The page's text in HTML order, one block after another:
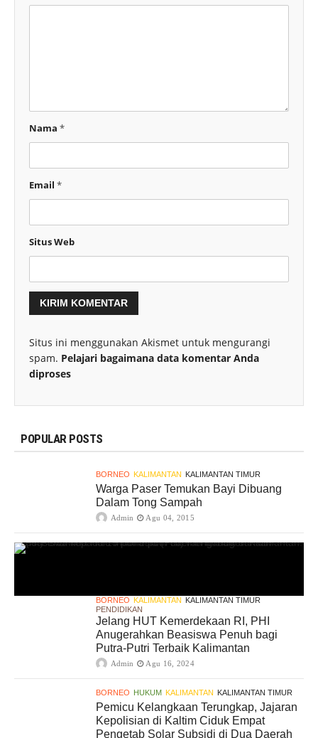
Nama *
Email *
Situs Web
Situs ini menggunakan Akismet untuk mengurangi
spam. Pelajari bagaimana data komentar Anda
diproses
POPULAR POSTS
BORNEO KALIMANTAN KALIMANTAN TIMUR
Warga Paser Temukan Bayi Dibuang
Dalam Tong Sampah
Admin Agu 04, 2015
BORNEO KALIMANTAN KALIMANTAN TIMUR
PENDIDIKAN
Jelang HUT Kemerdekaan RI, PHI
Anugerahkan Beasiswa Penuh bagi
Putra-Putri Terbaik Kalimantan
Admin Agu 16, 2024
BORNEO HUKUM KALIMANTAN KALIMANTAN TIMUR
Pemicu Kelangkaan Terungkap, Jajaran
Kepolisian di Kaltim Ciduk Empat
Pengetab Solar Subsidi di Dua Daerah